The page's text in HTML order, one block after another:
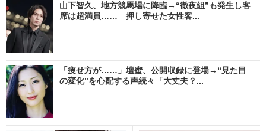
山下智久、地方競馬場に降臨→“徹夜組”も発生し客
席は超満員…… 押し寄せた女性客...
「痩せ方が……」壇蜜、公開収録に登場→“見た目
の変化”を心配する声続々「大丈夫？...